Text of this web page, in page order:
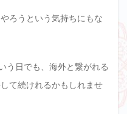
ろうという気持ちにもな
う日でも、海外と繋がれる
て続けれるかもしれませ